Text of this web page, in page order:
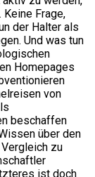
Frage,
der Halter als
Und was tun
Homepages
von
beschaffen
über den
zu
ist doch